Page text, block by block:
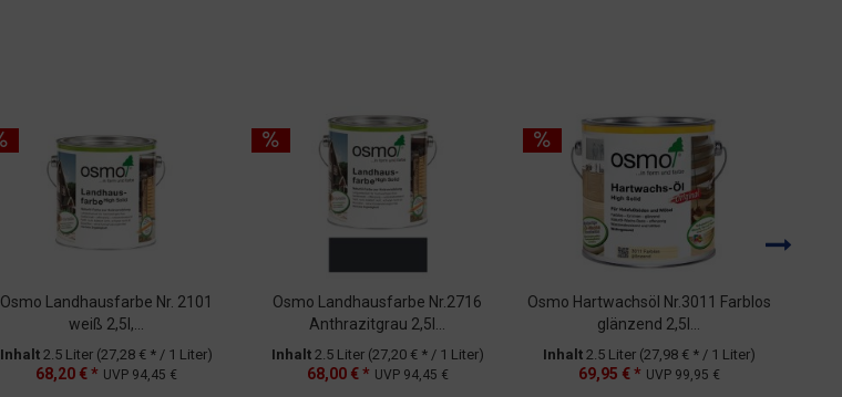
Osmo Landhausfarbe Nr. 2101
weiß 2,5l,...
Inhalt 2.5 Liter (27,28 € * / 1 Liter)
68,20 € * UVP 94,45 €
Osmo Landhausfarbe Nr.2716
Anthrazitgrau 2,5l...
Inhalt 2.5 Liter (27,20 € * / 1 Liter)
68,00 € * UVP 94,45 €
Osmo Hartwachsöl Nr.3011 Farblos
glänzend 2,5l...
Inhalt 2.5 Liter (27,98 € * / 1 Liter)
69,95 € * UVP 99,95 €